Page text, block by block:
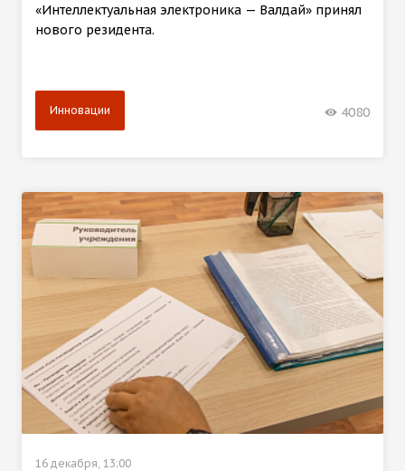
«Интеллектуальная электроника — Валдай» принял
нового резидента.
Инновации 4080
16 декабря, 13:00